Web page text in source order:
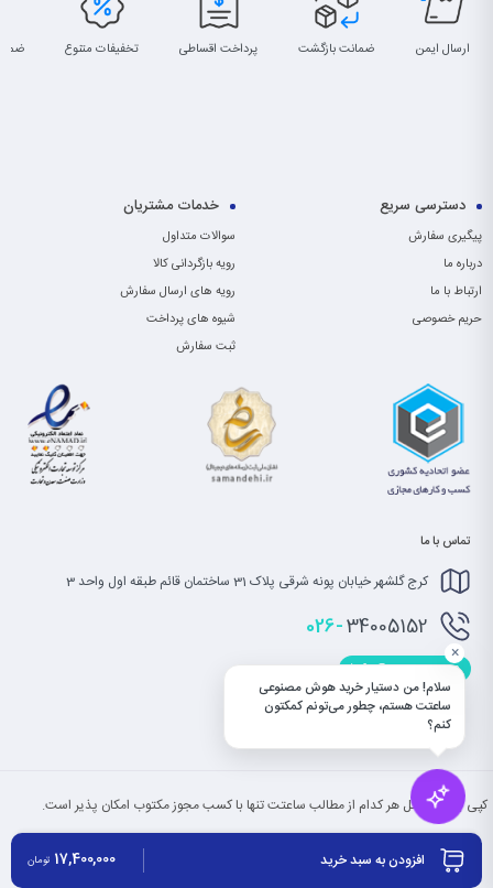
افزودن به سبد خرید 17,400,000 تومان
ارسال ایمن ضمانت بازگشت پرداخت اقساطی تخفیفات متنوع
دسترسی سریع
پیگیری سفارش
درباره ما
ارتباط با ما
حریم خصوصی
خدمات مشتریان
سوالات متداول
رویه بازگردانی کالا
رویه های ارسال سفارش
شیوه های پرداخت
ثبت سفارش
تماس با ما
کرج گلشهر خیابان پونه شرقی پلاک 31 ساختمان قائم طبقه اول واحد 3
026-34005152
info@saatet.com
کپی بخش یا کل هر کدام از مطالب ساعتت تنها با کسب مجوز مکتوب امکان پذیر است.
سلام! من دستیار خرید هوش مصنوعی
ساعتت هستم، چطور می‌تونم کمکتون
کنم؟
×